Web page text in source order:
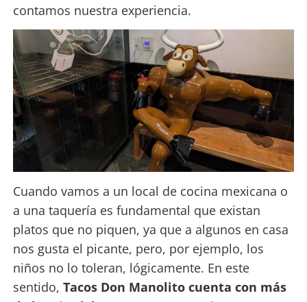
contamos nuestra experiencia.
Cuando vamos a un local de cocina mexicana o
a una taquería es fundamental que existan
platos que no piquen, ya que a algunos en casa
nos gusta el picante, pero, por ejemplo, los
niños no lo toleran, lógicamente. En este
sentido, Tacos Don Manolito cuenta con más